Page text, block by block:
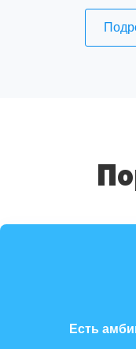
Есть